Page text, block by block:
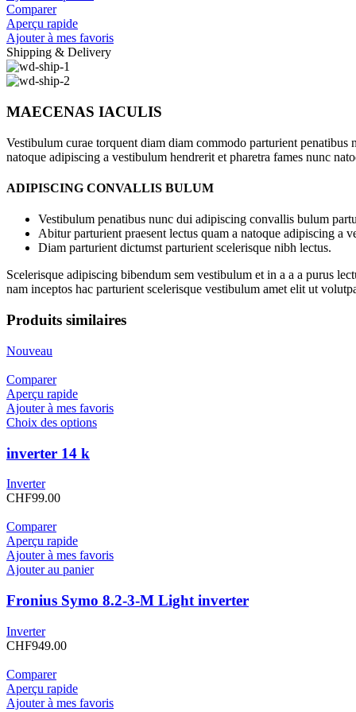
Comparer
Aperçu rapide
Ajouter à mes favoris
Shipping & Delivery
MAECENAS IACULIS
Vestibulum curae torquent diam diam commodo parturient
natoque adipiscing a vestibulum hendrerit et pharetra fames nunc
ADIPISCING CONVALLIS BULUM
Vestibulum penatibus nunc dui adipiscing convallis bulum
Abitur parturient praesent lectus quam a natoque adipiscing a
Diam parturient dictumst parturient scelerisque nibh lectus.
Scelerisque adipiscing bibendum sem vestibulum et in a a a purus
nam inceptos hac parturient scelerisque vestibulum amet elit ut
Produits similaires
Nouveau
Comparer
Aperçu rapide
Ajouter à mes favoris
Choix des options
inverter 14 k
Inverter
CHF99.00
Comparer
Aperçu rapide
Ajouter à mes favoris
Ajouter au panier
Fronius Symo 8.2-3-M Light inverter
Inverter
CHF949.00
Comparer
Aperçu rapide
Ajouter à mes favoris